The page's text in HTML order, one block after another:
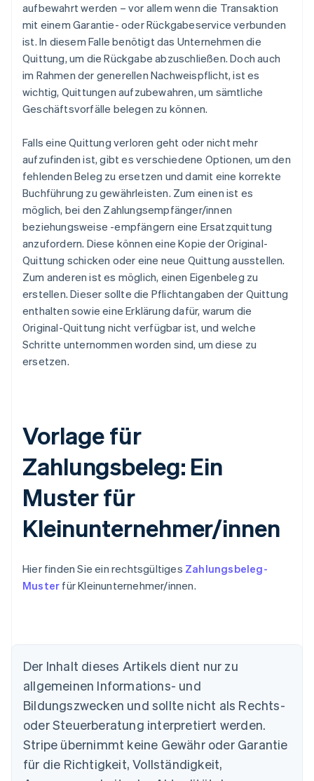
aufbewahrt werden – vor allem wenn die Transaktion
mit einem Garantie- oder Rückgabeservice verbunden
ist. In diesem Falle benötigt das Unternehmen die
Quittung, um die Rückgabe abzuschließen. Doch auch
im Rahmen der generellen Nachweispflicht, ist es
wichtig, Quittungen aufzubewahren, um sämtliche
Geschäftsvorfälle belegen zu können.
Falls eine Quittung verloren geht oder nicht mehr
aufzufinden ist, gibt es verschiedene Optionen, um den
fehlenden Beleg zu ersetzen und damit eine korrekte
Buchführung zu gewährleisten. Zum einen ist es
möglich, bei den Zahlungsempfänger/innen
beziehungsweise -empfängern eine Ersatzquittung
anzufordern. Diese können eine Kopie der Original-
Quittung schicken oder eine neue Quittung ausstellen.
Zum anderen ist es möglich, einen Eigenbeleg zu
erstellen. Dieser sollte die Pflichtangaben der Quittung
enthalten sowie eine Erklärung dafür, warum die
Original-Quittung nicht verfügbar ist, und welche
Schritte unternommen worden sind, um diese zu
ersetzen.
Vorlage für
Zahlungsbeleg: Ein
Muster für
Kleinunternehmer/innen
Hier finden Sie ein rechtsgültiges Zahlungsbeleg-
Muster für Kleinunternehmer/innen.
Der Inhalt dieses Artikels dient nur zu
allgemeinen Informations- und
Bildungszwecken und sollte nicht als Rechts-
oder Steuerberatung interpretiert werden.
Stripe übernimmt keine Gewähr oder Garantie
für die Richtigkeit, Vollständigkeit,
Australien
English
Belgien
Nederlands Français DeutschEnglish
Brasilien
PortuguêsEnglish